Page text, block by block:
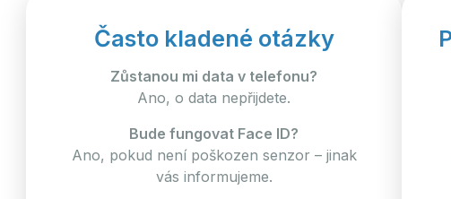
Často kladené otázky
Zůstanou mi data v telefonu?
Ano, o data nepřijdete.
Bude fungovat Face ID?
Ano, pokud není poškozen senzor – jinak
vás informujeme.